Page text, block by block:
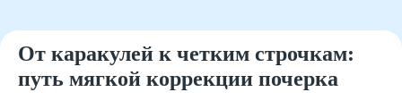
От каракулей к четким строчкам:
путь мягкой коррекции почерка
Подготовка к школе
Написание сочинений